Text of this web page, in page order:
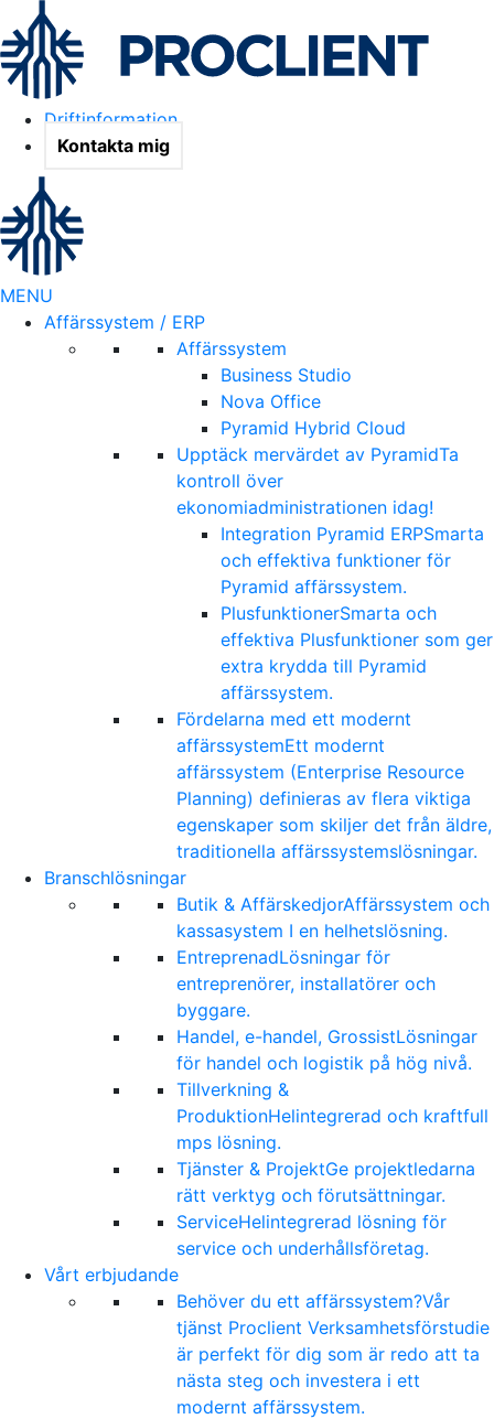
Driftinformation
Kontakta mig
MENU
Affärssystem / ERP
Affärssystem
Business Studio
Nova Office
Pyramid Hybrid Cloud
Upptäck mervärdet av PyramidTa
kontroll över
ekonomiadministrationen idag!
Integration Pyramid ERPSmarta
och effektiva funktioner för
Pyramid affärssystem.
PlusfunktionerSmarta och
effektiva Plusfunktioner som ger
extra krydda till Pyramid
affärssystem.
Fördelarna med ett modernt
affärssystemEtt modernt
affärssystem (Enterprise Resource
Planning) definieras av flera viktiga
egenskaper som skiljer det från äldre,
traditionella affärssystemslösningar.
Branschlösningar
Butik & AffärskedjorAffärssystem och
kassasystem I en helhetslösning.
EntreprenadLösningar för
entreprenörer, installatörer och
byggare.
Handel, e-handel, GrossistLösningar
för handel och logistik på hög nivå.
Tillverkning &
ProduktionHelintegrerad och kraftfull
mps lösning.
Tjänster & ProjektGe projektledarna
rätt verktyg och förutsättningar.
ServiceHelintegrerad lösning för
service och underhållsföretag.
Vårt erbjudande
Behöver du ett affärssystem?Vår
tjänst Proclient Verksamhetsförstudie
är perfekt för dig som är redo att ta
nästa steg och investera i ett
modernt affärssystem.